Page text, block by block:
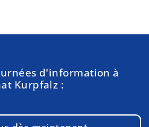
d'information à
Kurpfalz :